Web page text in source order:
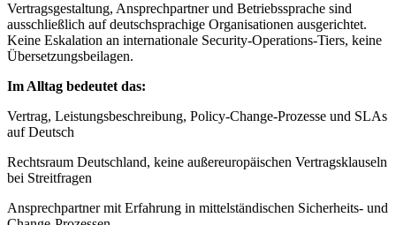
Vertragsgestaltung, Ansprechpartner und Betriebssprache sind
ausschließlich auf deutschsprachige Organisationen ausgerichtet.
Keine Eskalation an internationale Security-Operations-Tiers, keine
Übersetzungsbeilagen.
Im Alltag bedeutet das:
Vertrag, Leistungsbeschreibung, Policy-Change-Prozesse und SLAs
auf Deutsch
Rechtsraum Deutschland, keine außereuropäischen Vertragsklauseln
bei Streitfragen
Ansprechpartner mit Erfahrung in mittelständischen Sicherheits- und